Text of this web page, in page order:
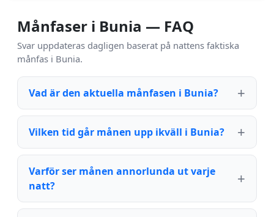
Månfaser i Bunia — FAQ
Svar uppdateras dagligen baserat på nattens faktiska
månfas i Bunia.
Vad är den aktuella månfasen i Bunia?
Vilken tid går månen upp ikväll i Bunia?
Varför ser månen annorlunda ut varje
natt?